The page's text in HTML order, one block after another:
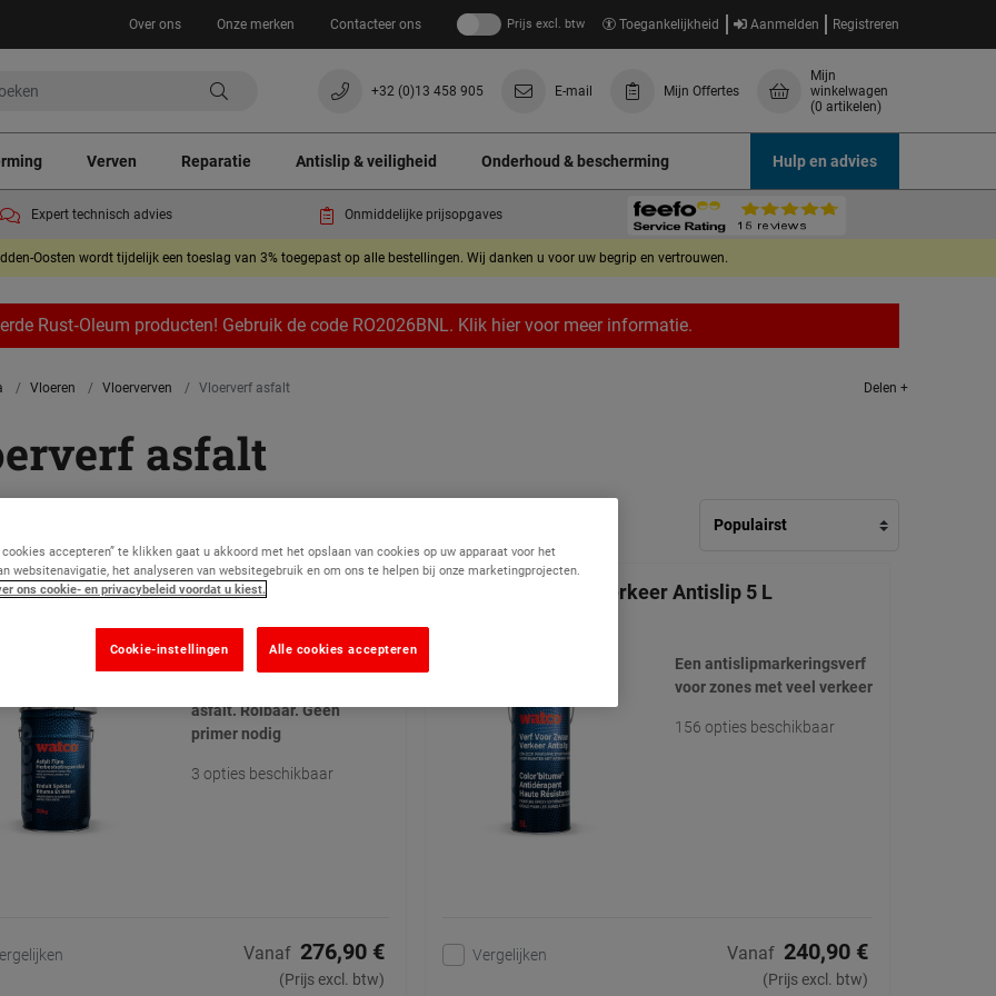
Over ons Onze merken Contacteer ons Prijs excl. btw Toegankelijkheid Aanmelden Registreren
+32 (0)13 458 905 E-mail Mijn Offertes
Mijn
winkelwagen
(0 artikelen)
Verven Reparatie Antislip & veiligheid Onderhoud & bescherming Hulp en advies
Expert technisch advies Onmiddelijke prijsopgaves
Oosten wordt tijdelijk een toeslag van 3% toegepast op alle bestellingen. Wij danken u voor uw begrip en vertrouwen.
Rust‑Oleum producten! Gebruik de code RO2026BNL. Klik hier voor meer informatie.
Vloeren Vloerverven Vloerverf asfalt Delen +
asfalt
fijne herbestratingsmiddel
asfalt. Rolbaar. Geen
primer nodig
3 opties beschikbaar
Vanaf 276,90 €
(Prijs excl. btw)
Verf Voor Zwaar Verkeer Antislip 5 L
Een antislipmarkeringsverf
voor zones met veel verkeer
156 opties beschikbaar
Vergelijken Vanaf 240,90 €
(Prijs excl. btw)
cookies accepteren” te klikken gaat u akkoord met het opslaan van cookies op uw apparaat voor het
websitenavigatie, het analyseren van websitegebruik en om ons te helpen bij onze marketingprojecten.
ons cookie- en privacybeleid voordat u kiest.
Alle cookies accepteren
Cookie-instellingen